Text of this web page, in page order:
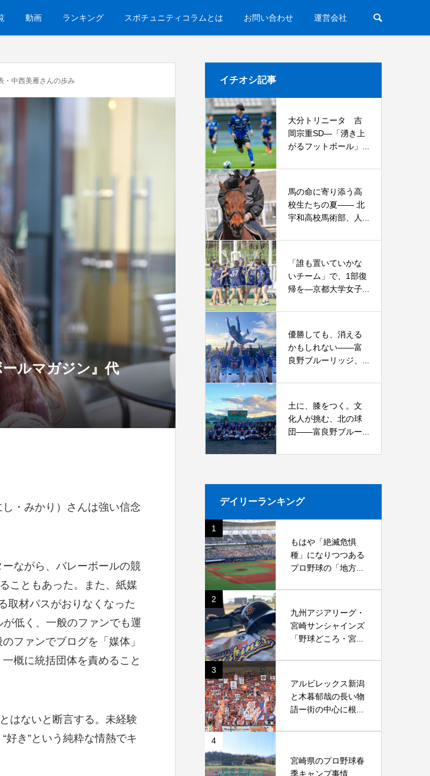
動画 ランキング スポチュニティコラムとは お問い合わせ 運営会社
・中西美雁さんの歩み
ルマガジン』代
・みかり）さんは強い信念
ながら、バレーボールの競
こともあった。また、紙媒
取材パスがおりなくなった
低く、一般のファンでも運
ファンでブログを「媒体」
概に統括団体を責めること
はないと断言する。未経験
き”という純粋な情熱でキ
イチオシ記事
大分トリニータ 吉
岡宗重SD―「湧き上
がるフットボール」...
馬の命に寄り添う高
校生たちの夏—— 北
宇和高校馬術部、人...
「誰も置いていかな
いチーム」で、1部復
帰を―京都大学女子...
優勝しても、消える
かもしれない――富
良野ブルーリッジ、...
土に、膝をつく。文
化人が挑む、北の球
団――富良野ブルー...
デイリーランキング
1
もはや「絶滅危惧
種」になりつつある
プロ野球の「地方...
2
九州アジアリーグ・
宮崎サンシャインズ
「野球どころ・宮...
3
アルビレックス新潟
と木暮郁哉の長い物
語ー街の中心に根...
4
宮崎県のプロ野球春
季キャンプ事情